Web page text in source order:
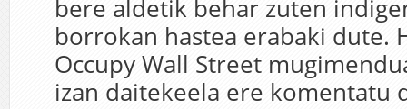
bere aldetik behar zuten
borrokan hastea erabaki dute.
Occupy Wall Street
izan daitekeela ere komentatu